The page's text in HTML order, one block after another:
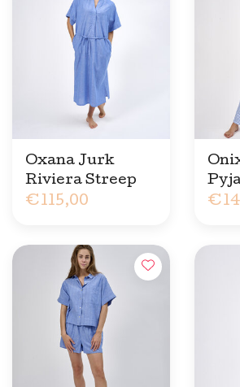
Oxana Jurk
Riviera Streep
€115,00